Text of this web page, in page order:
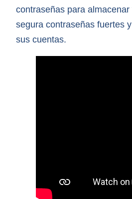
contraseñas para
segura contraseñas fuertes
sus cuentas.